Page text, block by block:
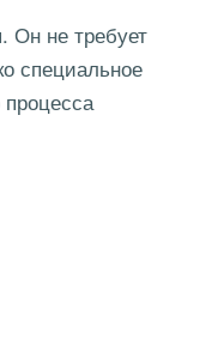
Он не требует
специальное